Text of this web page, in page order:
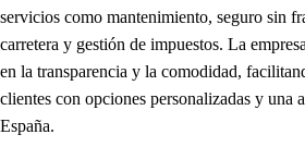
servicios como mantenimiento, seguro sin
carretera y gestión de impuestos. La
en la transparencia y la comodidad,
clientes con opciones personalizadas y una
España.